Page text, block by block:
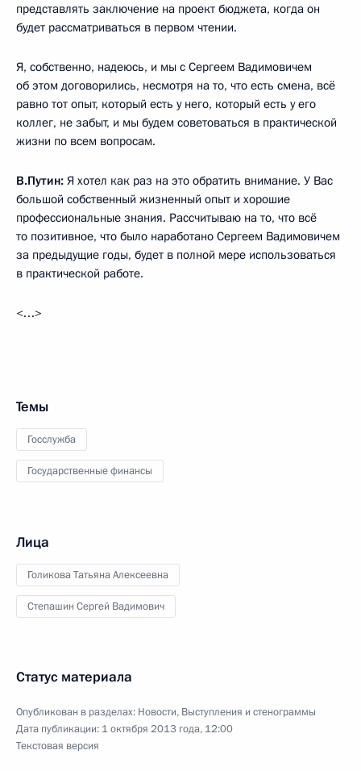
представлять заключение на проект бюджета, когда он
будет рассматриваться в первом чтении.
Я, собственно, надеюсь, и мы с Сергеем Вадимовичем
об этом договорились, несмотря на то, что есть смена, всё
равно тот опыт, который есть у него, который есть у его
коллег, не забыт, и мы будем советоваться в практической
жизни по всем вопросам.
В.Путин: Я хотел как раз на это обратить внимание. У Вас
большой собственный жизненный опыт и хорошие
профессиональные знания. Рассчитываю на то, что всё
то позитивное, что было наработано Сергеем Вадимовичем
за предыдущие годы, будет в полной мере использоваться
в практической работе.
<…>
Темы
Госслужба
Государственные финансы
Лица
Голикова Татьяна Алексеевна
Степашин Сергей Вадимович
Статус материала
Опубликован в разделах: Новости, Выступления и стенограммы
Дата публикации: 1 октября 2013 года, 12:00
Текстовая версия